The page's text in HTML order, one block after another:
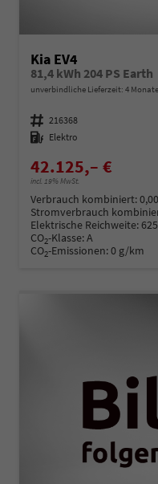
Kia EV4
81,4 kWh 204 PS Earth
unverbindliche Lieferzeit: 4 Monate
Fahrzeugnummer 216368
Kraftstoff Elektro
42.125,– €
incl. 19% MwSt.
Verbrauch kombiniert:
Stromverbrauch
Elektrische Reichweite:
CO2-Klasse:A
CO2-Emissionen:0 g/km